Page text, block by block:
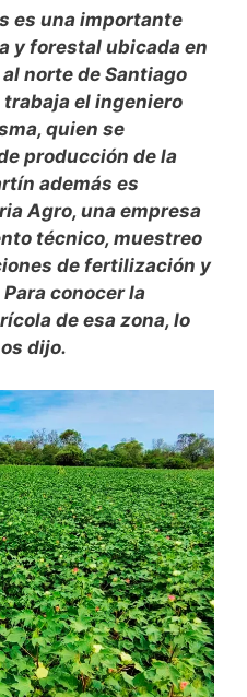
es una importante
y forestal ubicada en
norte de Santiago
trabaja el ingeniero
quien se
producción de la
además es
Agro, una empresa
técnico, muestreo
de fertilización y
conocer la
de esa zona, lo
dijo.